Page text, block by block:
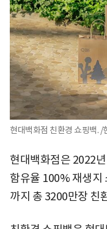
현대백화점 친환경 쇼핑백. /
현대백화점은 2022
함유율 100% 재생지
까지 총 3200만장 친